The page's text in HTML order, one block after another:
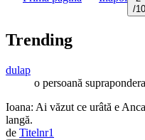
/10
Trending
dulap
o persoană
Ioana: Ai văzut ce urâtă e
langă.
de Titelnr1